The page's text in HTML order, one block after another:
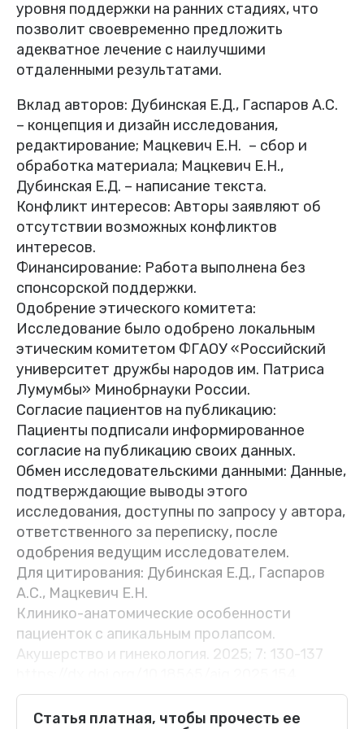
уровня поддержки на ранних стадиях, что
позволит своевременно предложить
адекватное лечение с наилучшими
отдаленными результатами.
Вклад авторов: Дубинская Е.Д., Гаспаров А.С.
– концепция и дизайн исследования,
редактирование; Мацкевич Е.Н. – сбор и
обработка материала; Мацкевич Е.Н.,
Дубинская Е.Д. – написание текста.
Конфликт интересов: Авторы заявляют об
отсутствии возможных конфликтов
интересов.
Финансирование: Работа выполнена без
спонсорской поддержки.
Одобрение этического комитета:
Исследование было одобрено локальным
этическим комитетом ФГАОУ «Российский
университет дружбы народов им. Патриса
Лумумбы» Минобрнауки России.
Согласие пациентов на публикацию:
Пациенты подписали информированное
согласие на публикацию своих данных.
Обмен исследовательскими данными: Данные,
подтверждающие выводы этого
исследования, доступны по запросу у автора,
ответственного за переписку, после
одобрения ведущим исследователем.
Для цитирования: Дубинская Е.Д., Гаспаров
А.С., Мацкевич Е.Н.
Клинико-анатомические особенности
пациенток с апикальным пролапсом.
Акушерство и гинекология. 2025; 7: 130-137
Частота пролапса тазовых органов (ПТО) широко
варьирует и достигает, согласно данным литературы,
Статья платная, чтобы прочесть ее